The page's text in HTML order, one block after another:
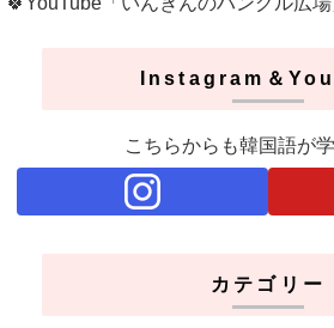
Instagram＆
こちらからも韓国語が
カテゴリー